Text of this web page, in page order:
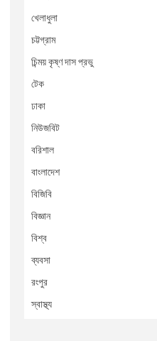
খেলাধুলা
চট্টগ্রাম
চিন্ময় কৃষ্ণ দাস প্রভু
টেক
ঢাকা
নিউজবিট
বরিশাল
বাংলাদেশ
বিজিবি
বিজ্ঞান
বিশ্ব
ব্যবসা
রংপুর
স্বাস্থ্য